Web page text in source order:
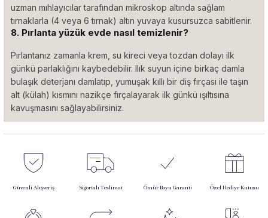
uzman mıhlayıcılar tarafından mikroskop altında sağlam
tırnaklarla (4 veya 6 tırnak) altın yuvaya kusursuzca sabitlenir.
8. Pırlanta yüzük evde nasıl temizlenir?
Pırlantanız zamanla krem, su kireci veya tozdan dolayı ilk
günkü parlaklığını kaybedebilir. Ilık suyun içine birkaç damla
bulaşık deterjanı damlatıp, yumuşak kıllı bir diş fırçası ile taşın
alt (külah) kısmını nazikçe fırçalayarak ilk günkü ışıltısına
kavuşmasını sağlayabilirsiniz.
Güvenli Alışveriş Sigortalı Teslimat Ömür Boyu Garanti Özel Hediye Kutusu